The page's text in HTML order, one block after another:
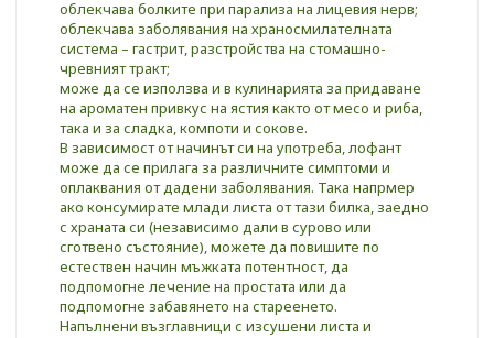
облекчава болките при парализа на лицевия нерв;
облекчава заболявания на храносмилателната
система – гастрит, разстройства на стомашно-
чревният тракт;
може да се използва и в кулинарията за придаване
на ароматен привкус на ястия както от месо и риба,
така и за сладка, компоти и сокове.
В зависимост от начинът си на употреба, лофант
може да се прилага за различните симптоми и
оплаквания от дадени заболявания. Така напрмер
ако консумирате млади листа от тази билка, заедно
с храната си (независимо дали в сурово или
сготвено състояние), можете да повишите по
естествен начин мъжката потентност, да
подпомогне лечение на простата или да
подпомогне забавянето на стареенето.
Напълнени възглавници с изсушени листа и